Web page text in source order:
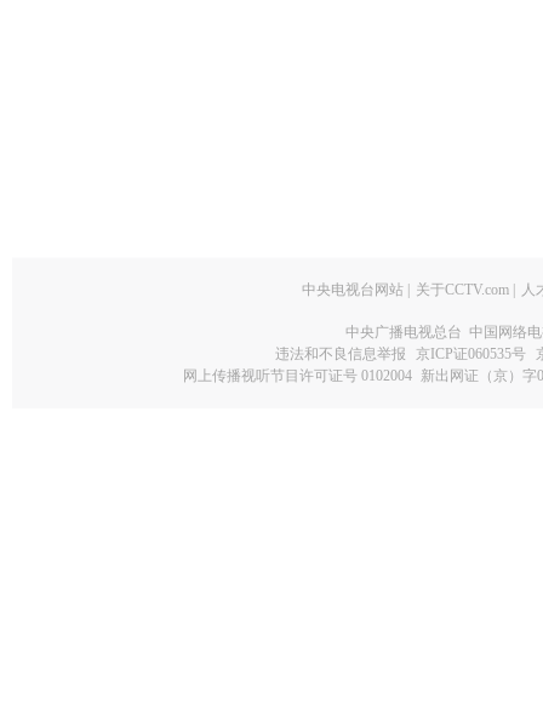
中央电视台网站 关于CCTV.com 人
中央广播电视总台 中国网络
违法和不良信息举报
京ICP证060535号
网上传播视听节目许可证号 0102004 新出网证（京）